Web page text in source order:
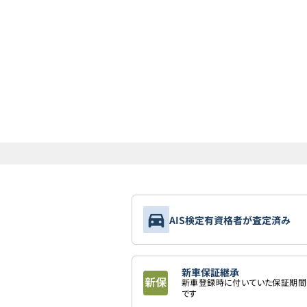
AIS検定有資格者が査定済み
新車保証継承
新車登録時に付いていた保証期
です